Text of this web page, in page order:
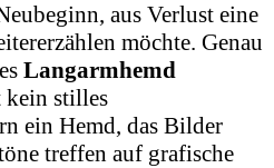
aus Verlust eine
möchte. Genau
Langarmhemd
kein stilles
ein Hemd, das Bilder
treffen auf grafische